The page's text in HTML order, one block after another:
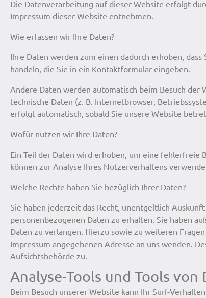
Die Datenverarbeitung auf dieser Website erfolgt
Impressum dieser Website entnehmen.
Wie erfassen wir Ihre Daten?
Ihre Daten werden zum einen dadurch erhoben,
handeln, die Sie in ein Kontaktformular eingeben.
Andere Daten werden automatisch beim Besuch der
technische Daten (z. B. Internetbrowser,
erfolgt automatisch, sobald Sie unsere Website
Wofür nutzen wir Ihre Daten?
Ein Teil der Daten wird erhoben, um eine
können zur Analyse Ihres Nutzerverhaltens
Welche Rechte haben Sie bezüglich Ihrer Daten?
Sie haben jederzeit das Recht, unentgeltlich
personenbezogenen Daten zu erhalten. Sie haben
Daten zu verlangen. Hierzu sowie zu weiteren
Impressum angegebenen Adresse an uns wenden.
Aufsichtsbehörde zu.
Analyse-Tools und Tools
Beim Besuch unserer Website kann Ihr Surf-